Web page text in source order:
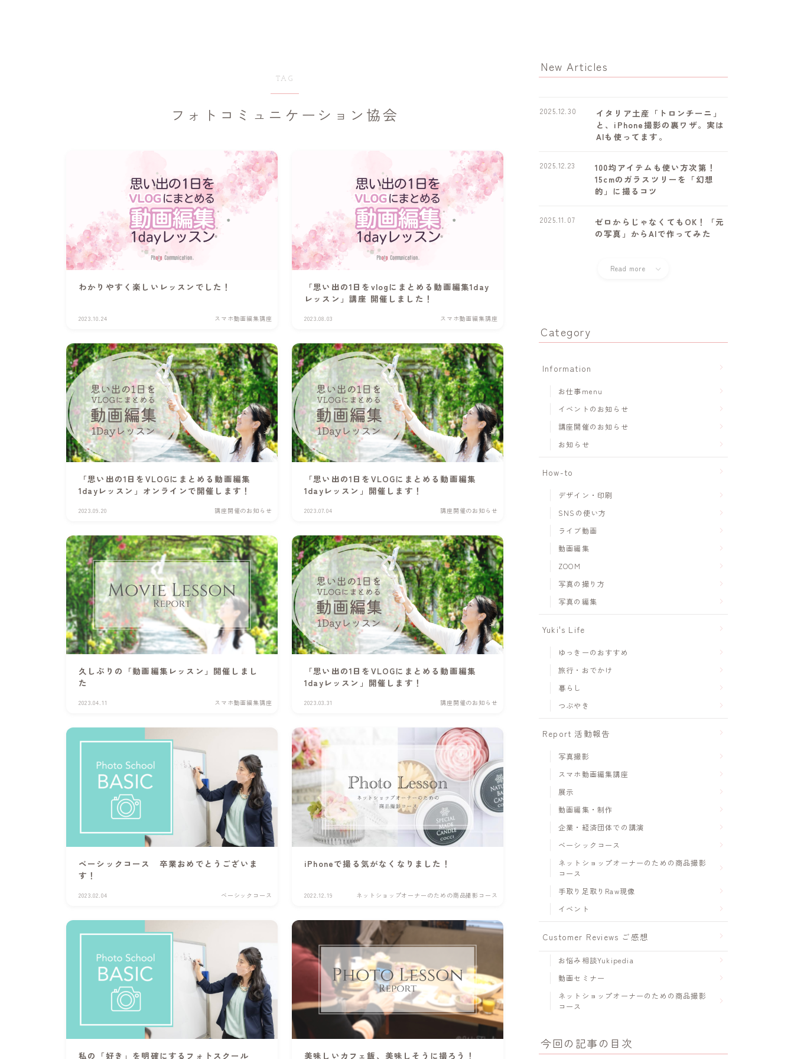
TAG
フォトコミュニケーション協会
わかりやすく楽しいレッスンでした！
2023.10.24 スマホ動画編集講座
「思い出の1日をvlogにまとめる動画編集1day
レッスン」講座 開催しました！
2023.08.03 スマホ動画編集講座
「思い出の1日をVLOGにまとめる動画編集
1dayレッスン」オンラインで開催します！
2023.09.20 講座開催のお知らせ
「思い出の1日をVLOGにまとめる動画編集
1dayレッスン」開催します！
2023.07.04 講座開催のお知らせ
久しぶりの「動画編集レッスン」開催しまし
た
2023.04.11 スマホ動画編集講座
「思い出の1日をVLOGにまとめる動画編集
1dayレッスン」開催します！
2023.03.31 講座開催のお知らせ
ベーシックコース 卒業おめでとうございま
す！
2023.02.04 ベーシックコース
iPhoneで撮る気がなくなりました！
2022.12.19 ネットショップオーナーのための商品撮影コース
私の「好き」を明確にするフォトスクール 美味しいカフェ飯、美味しそうに撮ろう！
New Articles
イタリア土産「トロンチーニ」
と、iPhone撮影の裏ワザ。実は
AIも使ってます。
2025.12.30
100均アイテムも使い方次第！
15cmのガラスツリーを「幻想
的」に撮るコツ
2025.12.23
ゼロからじゃなくてもOK！「元
の写真」からAIで作ってみた
2025.11.07
Read more
Category
Information
お仕事menu
イベントのお知らせ
講座開催のお知らせ
お知らせ
How-to
デザイン・印刷
SNSの使い方
ライブ動画
動画編集
ZOOM
写真の撮り方
写真の編集
Yuki's Life
ゆっきーのおすすめ
旅行・おでかけ
暮らし
つぶやき
Report 活動報告
写真撮影
スマホ動画編集講座
展示
動画編集・制作
企業・経済団体での講演
ベーシックコース
ネットショップオーナーのための商品撮影
コース
手取り足取りRaw現像
イベント
Customer Reviews ご感想
お悩み相談Yukipedia
動画セミナー
ネットショップオーナーのための商品撮影
コース
今回の記事の目次